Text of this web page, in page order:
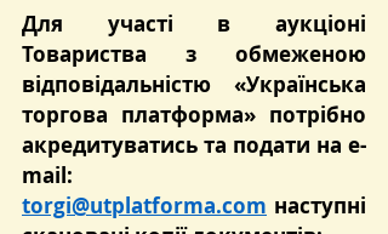
Для участі в аукціоні
Товариства з обмеженою
відповідальністю «Українська
торгова платформа» потрібно
акредитуватись та подати на e-
torgi@utplatforma.com наступні